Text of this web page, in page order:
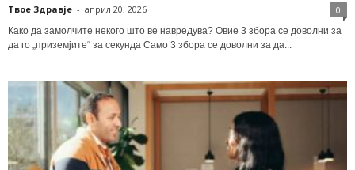
Твое Здравје - април 20, 2026 0
Како да замолчите некого што ве навредува? Овие 3 збора се доволни за
да го „приземјите“ за секунда Само 3 збора се доволни за да...